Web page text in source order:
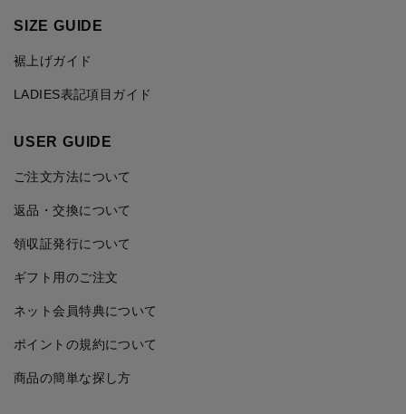
SIZE GUIDE
裾上げガイド
LADIES表記項目ガイド
USER GUIDE
ご注文方法について
返品・交換について
領収証発行について
ギフト用のご注文
ネット会員特典について
ポイントの規約について
商品の簡単な探し方